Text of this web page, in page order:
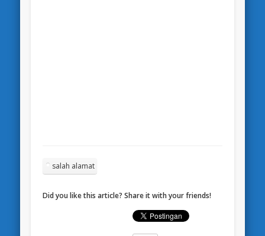
salah alamat
Did you like this article? Share it with your friends!